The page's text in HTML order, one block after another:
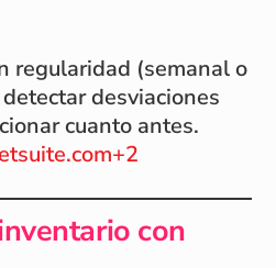
regularidad (semanal o
desviaciones
cuanto antes.
con